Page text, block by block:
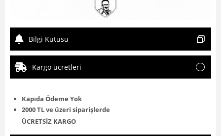
Bilgi Kutusu
Kargo ücretleri
Kapıda Ödeme Yok
2000 TL ve üzeri siparişlerde
ÜCRETSİZ KARGO